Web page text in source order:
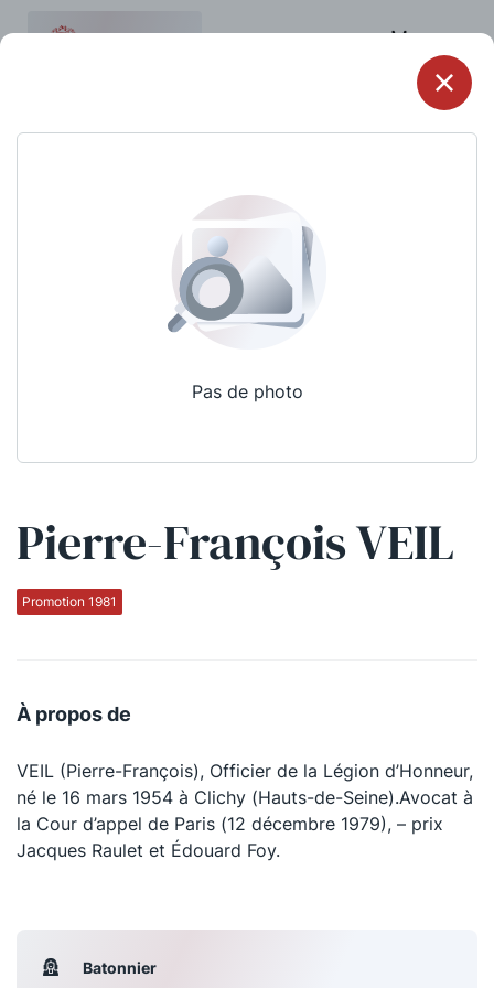
Menu
Pas de photo
Pierre-François VEIL
Promotion 1981
À propos de
VEIL (Pierre-François), Officier de la Légion d’Honneur,
né le 16 mars 1954 à Clichy (Hauts-de-Seine).Avocat à
la Cour d’appel de Paris (12 décembre 1979), – prix
Jacques Raulet et Édouard Foy.
Batonnier
Qui sommes-nous ?
La Conférence
La Conférence
Le Concours de la Conférence
La Conférence Berryer